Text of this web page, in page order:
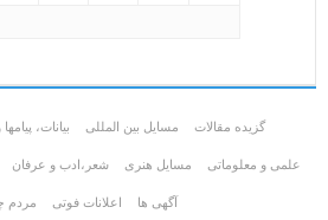
گزیده مقالات مسایل بین المللی بیانات،
علمی و معلوماتی مسايل هنری شعر،ادب و عرفان
آگهی ها اعلانات فوتی مردم